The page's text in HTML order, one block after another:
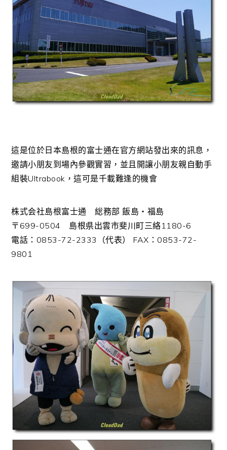
這是位於日本島根的富士通在官方網站發出來的訊息，
邀請小朋友到場內參觀實習，並且開讓小朋友親自動手
組裝Ultrabook，這可是千載難逢的機會
株式会社島根富士通 総務部 飯島・福島
〒699-0504 島根県出雲市斐川町三絡1180-6
電話：0853-72-2333（代表） FAX：0853-72-
9801